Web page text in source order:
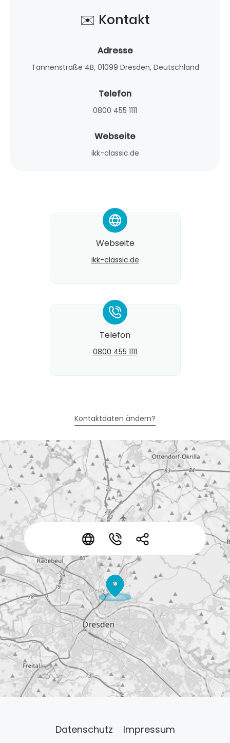
* * *
✉️ Kontakt
Adresse
Tannenstraße 4B, 01099 Dresden, Deutschland
Telefon
0800 455 1111
Webseite
ikk-classic.de
*
Webseite
ikk-classic.de
*
Telefon
0800 455 1111
Kontaktdaten ändern?
Datenschutz Impressum